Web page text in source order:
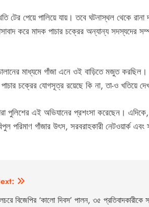
পেয়ে পালিয়ে যায়। তবে ঘটনাস্থল থেকে রানা
করে মাদক পাচার চক্রের অন্যান্য সদস্যদের
মাধ্যমে গাঁজা এনে ওই বাড়িতে মজুত
চক্রের যোগসূত্র রয়েছে কি না, তা-ও খতিয়ে
পুলিশের এই অভিযানের প্রশংসা করেছেন।
পরিমাণ গাঁজার উৎস, সরবরাহকারী নেটওয়ার্ক এবং
বিজেপির ‘কালো দিবস’ পালন, ৩৫ প্রতিবাদকারীকে